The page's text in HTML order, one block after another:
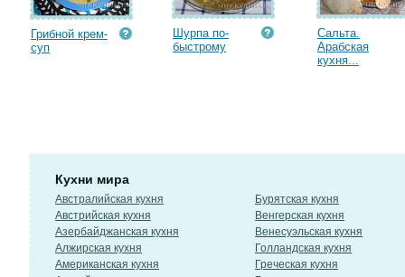
Грибной крем-
суп
Шурпа по-
быстрому
Сальта.
Арабская
кухня...
Кухни мира
Австралийская кухня
Австрийская кухня
Азербайджанская кухня
Алжирская кухня
Американская кухня
Бурятская кухня
Венгерская кухня
Венесуэльская кухня
Голландская кухня
Греческая кухня